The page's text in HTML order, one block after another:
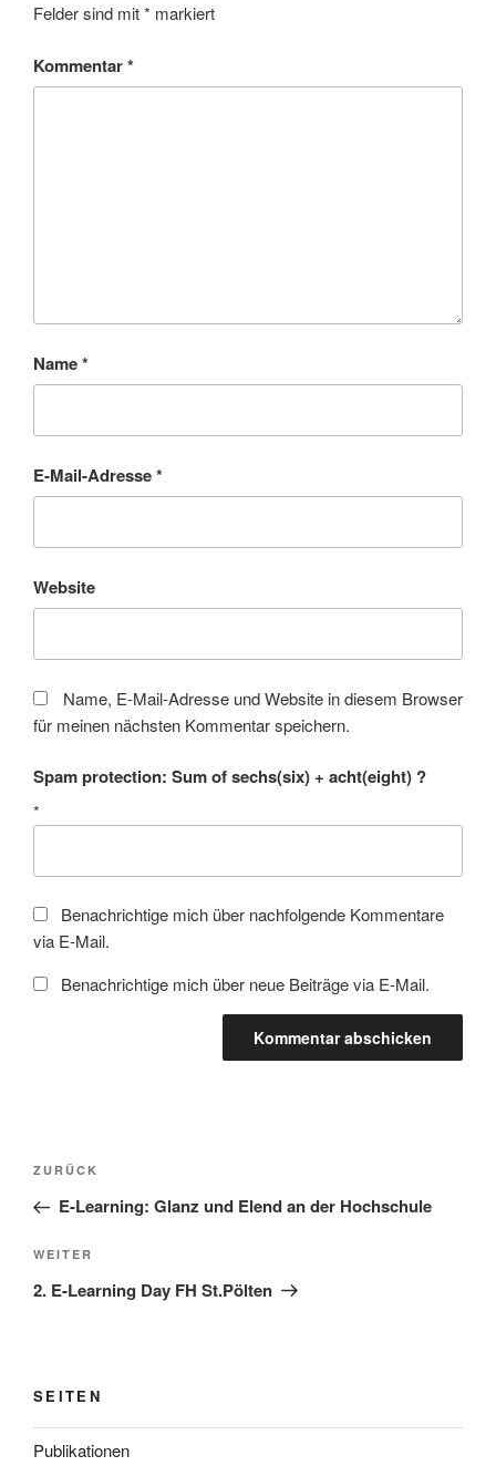
Felder sind mit* markiert
Kommentar*
Name*
E-Mail-Adresse*
Website
Name, E-Mail-Adresse und Website in diesem Browser
für meinen nächsten Kommentar speichern.
Spam protection: Sum of sechs(six) + acht(eight) ?
*
Benachrichtige mich über nachfolgende Kommentare
via E-Mail.
Benachrichtige mich über neue Beiträge via E-Mail.
Beitragsnavigation
Vorheriger
Beitrag
ZURÜCK
E-Learning: Glanz und Elend an der Hochschule
Nächster
Beitrag
WEITER
2. E-Learning Day FH St.Pölten
SEITEN
Publikationen